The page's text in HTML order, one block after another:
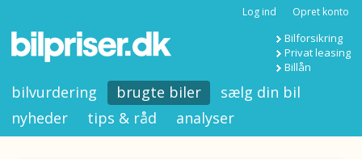
Log ind Opret konto
Bilforsikring
Privat leasing
Billån
bilvurdering brugte biler
sælg din bil
nyheder
tips & råd analyser